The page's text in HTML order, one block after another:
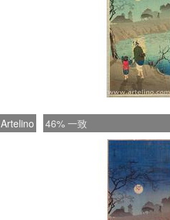
Artelino 46% 一致